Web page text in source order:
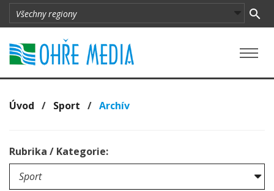
Úvod / Sport / Archív
Rubrika / Kategorie: